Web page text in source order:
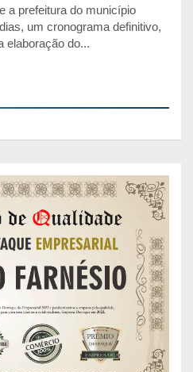
a prefeitura do município
um cronograma definitivo,
elaboração do...